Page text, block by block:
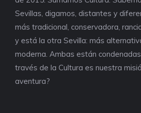
Sevillas, digamos, distantes y
más tradicional, conservadora,
y está la otra Sevilla: más
moderna. Ambas están
través de la Cultura es nuestra
aventura?